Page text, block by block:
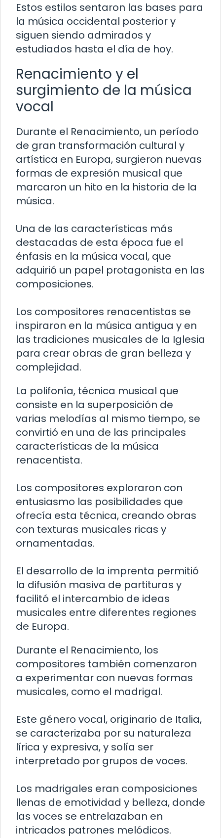
Estos estilos sentaron las bases para
la música occidental posterior y
siguen siendo admirados y
estudiados hasta el día de hoy.
Renacimiento y el
surgimiento de la música
vocal
Durante el Renacimiento, un período
de gran transformación cultural y
artística en Europa, surgieron nuevas
formas de expresión musical que
marcaron un hito en la historia de la
música.
Una de las características más
destacadas de esta época fue el
énfasis en la música vocal, que
adquirió un papel protagonista en las
composiciones.
Los compositores renacentistas se
inspiraron en la música antigua y en
las tradiciones musicales de la Iglesia
para crear obras de gran belleza y
complejidad.
La polifonía, técnica musical que
consiste en la superposición de
varias melodías al mismo tiempo, se
convirtió en una de las principales
características de la música
renacentista.
Los compositores exploraron con
entusiasmo las posibilidades que
ofrecía esta técnica, creando obras
con texturas musicales ricas y
ornamentadas.
El desarrollo de la imprenta permitió
la difusión masiva de partituras y
facilitó el intercambio de ideas
musicales entre diferentes regiones
de Europa.
Durante el Renacimiento, los
compositores también comenzaron
a experimentar con nuevas formas
musicales, como el madrigal.
Este género vocal, originario de Italia,
se caracterizaba por su naturaleza
lírica y expresiva, y solía ser
interpretado por grupos de voces.
Los madrigales eran composiciones
llenas de emotividad y belleza, donde
las voces se entrelazaban en
intricados patrones melódicos.